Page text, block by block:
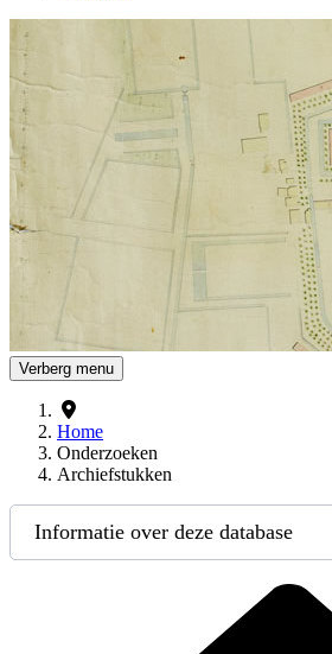
Drents Archief
Verberg menu
Home
Onderzoeken
Archiefstukken
Informatie over deze database